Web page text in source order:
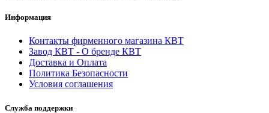
Информация
Контакты фирменного магазина КВТ
Завод КВТ - О бренде КВТ
Доставка и Оплата
Политика Безопасности
Условия соглашения
Служба поддержки